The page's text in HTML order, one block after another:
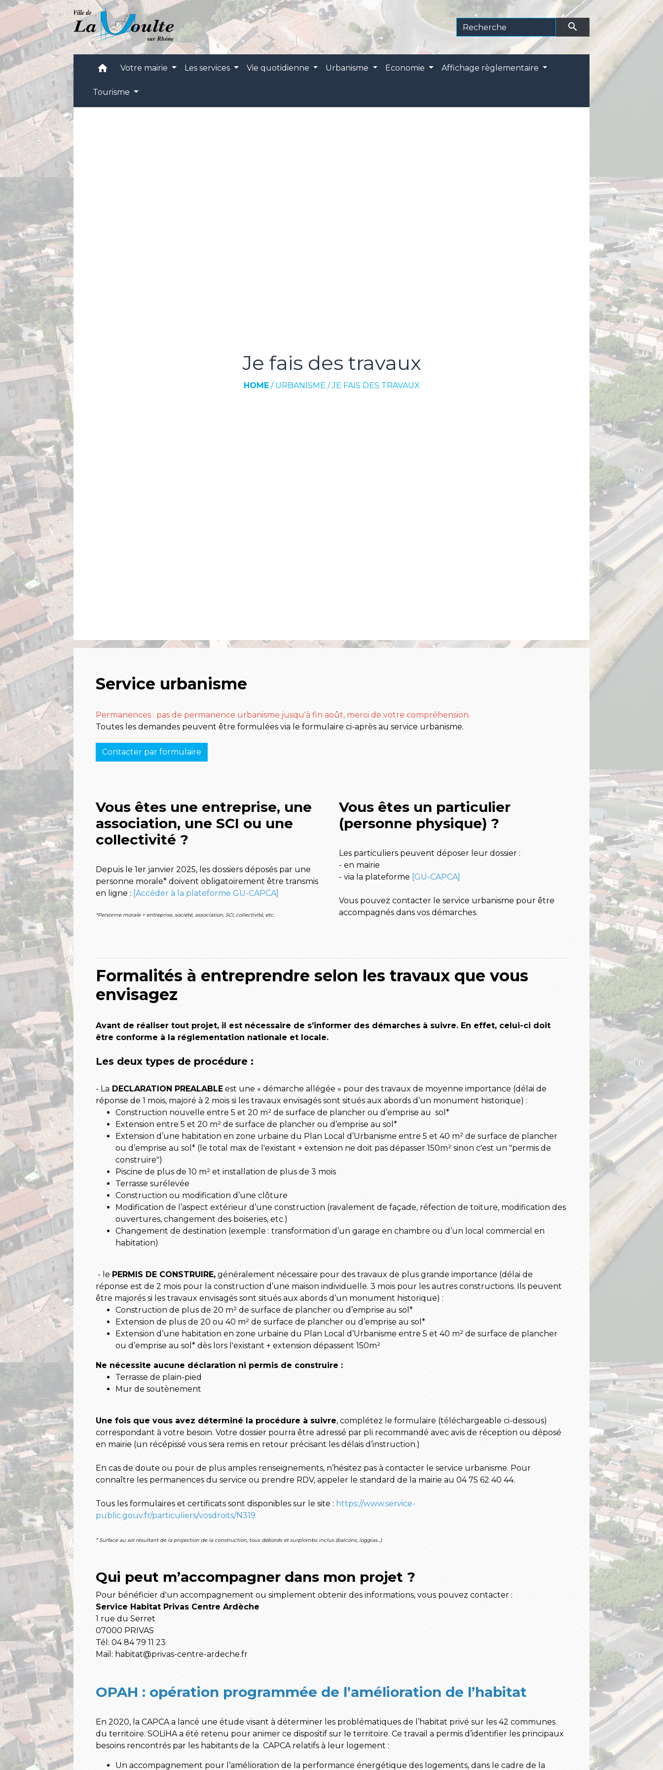
search
home Votre mairie Les services Vie quotidienne Urbanisme Economie Affichage règlementaire
Tourisme
Je fais des travaux
HOME/ URBANISME /JE FAIS DES TRAVAUX
Service urbanisme
Permanences : pas de permanence urbanisme jusqu'à fin août, merci de votre compréhension.
Toutes les demandes peuvent être formulées via le formulaire ci-après au service urbanisme.
Contacter par formulaire
Vous êtes une entreprise, une
association, une SCI ou une
collectivité ?
Depuis le 1er janvier 2025, les dossiers déposés par une
personne morale* doivent obligatoirement être transmis
en ligne : [Accéder à la plateforme GU-CAPCA]
*Personne morale = entreprise, société, association, SCI, collectivité, etc.
Vous êtes un particulier
(personne physique) ?
Les particuliers peuvent déposer leur dossier :
- en mairie
- via la plateforme [GU-CAPCA]
Vous pouvez contacter le service urbanisme pour être
accompagnés dans vos démarches.
Formalités à entreprendre selon les travaux que vous
envisagez
Avant de réaliser tout projet, il est nécessaire de s’informer des démarches à suivre. En effet, celui-ci doit
être conforme à la réglementation nationale et locale.
Les deux types de procédure :
- La DECLARATION PREALABLE est une « démarche allégée » pour des travaux de moyenne importance (délai de
réponse de 1 mois, majoré à 2 mois si les travaux envisagés sont situés aux abords d’un monument historique) :
Construction nouvelle entre 5 et 20 m² de surface de plancher ou d’emprise au sol*
Extension entre 5 et 20 m² de surface de plancher ou d’emprise au sol*
Extension d’une habitation en zone urbaine du Plan Local d’Urbanisme entre 5 et 40 m² de surface de plancher
ou d’emprise au sol* (le total max de l'existant + extension ne doit pas dépasser 150m² sinon c'est un "permis de
construire")
Piscine de plus de 10 m² et installation de plus de 3 mois
Terrasse surélevée
Construction ou modification d’une clôture
Modification de l’aspect extérieur d’une construction (ravalement de façade, réfection de toiture, modification des
ouvertures, changement des boiseries, etc.)
Changement de destination (exemple : transformation d’un garage en chambre ou d’un local commercial en
habitation)
- le PERMIS DE CONSTRUIRE, généralement nécessaire pour des travaux de plus grande importance (délai de
réponse est de 2 mois pour la construction d’une maison individuelle. 3 mois pour les autres constructions. Ils peuvent
être majorés si les travaux envisagés sont situés aux abords d’un monument historique) :
Construction de plus de 20 m² de surface de plancher ou d’emprise au sol*
Extension de plus de 20 ou 40 m² de surface de plancher ou d’emprise au sol*
Extension d’une habitation en zone urbaine du Plan Local d’Urbanisme entre 5 et 40 m² de surface de plancher
ou d’emprise au sol* dès lors l'existant + extension dépassent 150m²
Ne nécessite aucune déclaration ni permis de construire :
Terrasse de plain-pied
Mur de soutènement
Une fois que vous avez déterminé la procédure à suivre, complétez le formulaire (téléchargeable ci-dessous)
correspondant à votre besoin. Votre dossier pourra être adressé par pli recommandé avec avis de réception ou déposé
en mairie (un récépissé vous sera remis en retour précisant les délais d’instruction.)
En cas de doute ou pour de plus amples renseignements, n’hésitez pas à contacter le service urbanisme. Pour
connaître les permanences du service ou prendre RDV, appeler le standard de la mairie au 04 75 62 40 44.
Tous les formulaires et certificats sont disponibles sur le site : https://www.service-
public.gouv.fr/particuliers/vosdroits/N319
* Surface au sol résultant de la projection de la construction, tous débords et surplombs inclus (balcons, loggias...)
Qui peut m’accompagner dans mon projet ?
Pour bénéficier d'un accompagnement ou simplement obtenir des informations, vous pouvez contacter :
Service Habitat Privas Centre Ardèche
1 rue du Serret
07000 PRIVAS
Tél: 04 84 79 11 23
Mail: habitat@privas-centre-ardeche.fr
OPAH : opération programmée de l’amélioration de l’habitat
En 2020, la CAPCA a lancé une étude visant à déterminer les problématiques de l’habitat privé sur les 42 communes
du territoire. SOLiHA a été retenu pour animer ce dispositif sur le territoire. Ce travail a permis d’identifier les principaux
besoins rencontrés par les habitants de la CAPCA relatifs à leur logement :
Un accompagnement pour l’amélioration de la performance énergétique des logements, dans le cadre de la